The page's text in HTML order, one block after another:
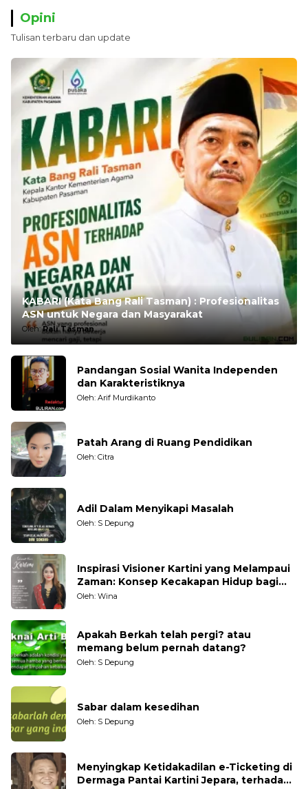
Opini
Tulisan terbaru dan update
KABARI (Kata Bang Rali Tasman) : Profesionalitas
ASN untuk Negara dan Masyarakat
Oleh:Rali Tasman
Pandangan Sosial Wanita Independen
dan Karakteristiknya
Oleh: Arif Murdikanto
Patah Arang di Ruang Pendidikan
Oleh: Citra
Adil Dalam Menyikapi Masalah
Oleh: S Depung
Inspirasi Visioner Kartini yang Melampaui
Zaman: Konsep Kecakapan Hidup bagi
Generasi Muda
Oleh: Wina
Apakah Berkah telah pergi? atau
memang belum pernah datang?
Oleh: S Depung
Sabar dalam kesedihan
Oleh: S Depung
Menyingkap Ketidakadilan e-Ticketing di
Dermaga Pantai Kartini Jepara, terhadap